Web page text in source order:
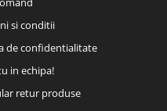
si conditii
de confidentialitate
in echipa!
retur produse